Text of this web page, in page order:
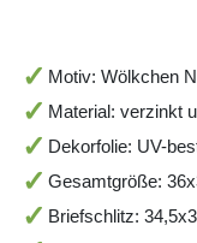
Motiv: Wölkchen
Material: verzinkt
Dekorfolie: UV-
Gesamtgröße:
Briefschlitz: